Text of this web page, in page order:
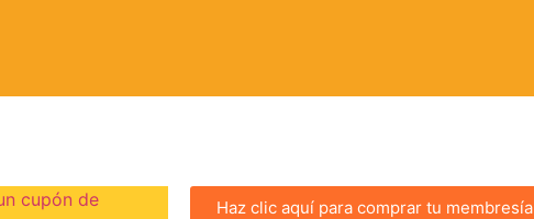
cupón de
Haz clic aquí para comprar tu membresía